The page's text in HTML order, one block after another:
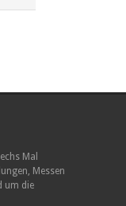
Mal
Messen
um die